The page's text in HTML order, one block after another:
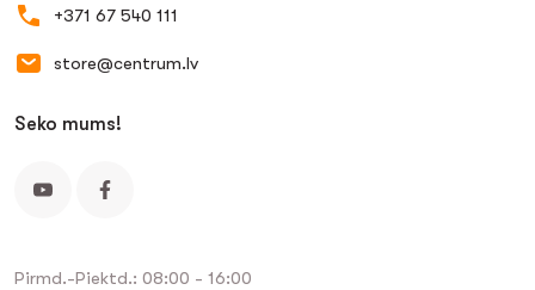
+371 67 540 111
store@centrum.lv
Seko mums!
Pirmd.-Piektd.: 08:00 - 16:00